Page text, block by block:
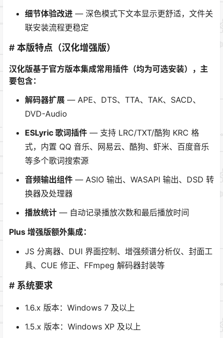
细节体验改进 — 深色模式下文本显示更舒适，文件关
联安装流程更稳定
# 本版特点（汉化增强版）
汉化版基于官方版本集成常用插件（均为可选安装），主
要包含：
解码器扩展 — APE、DTS、TTA、TAK、SACD、
DVD-Audio
ESLyric 歌词插件 — 支持 LRC/TXT/酷狗 KRC 格
式，内置 QQ 音乐、网易云、酷狗、虾米、百度音乐
等多个歌词搜索源
音频输出组件 — ASIO 输出、WASAPI 输出、DSD 转
换器及处理器
播放统计 — 自动记录播放次数和最后播放时间
Plus 增强版额外集成：
JS 分离器、DUI 界面控制、增强频谱分析仪、封面工
具、CUE 修正、FFmpeg 解码器封装等
# 系统要求
1.6.x 版本：Windows 7 及以上
1.5.x 版本：Windows XP 及以上